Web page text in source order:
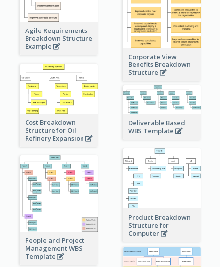
Agile Requirements
Breakdown Structure
Example
Corporate View
Benefits Breakdown
Structure
Cost Breakdown
Structure for Oil
Refinery Expansion
Deliverable Based
WBS Template
Product Breakdown
Structure for
Computer
People and Project
Management WBS
Template